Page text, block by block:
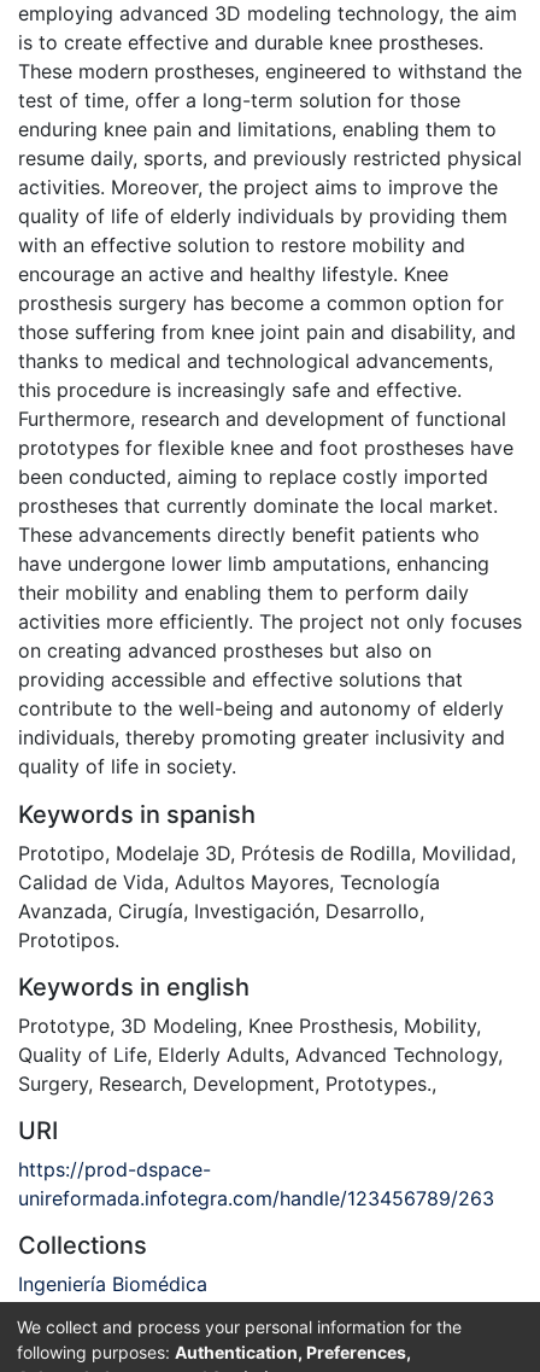
employing advanced 3D modeling technology, the aim
is to create effective and durable knee prostheses.
These modern prostheses, engineered to withstand the
test of time, offer a long-term solution for those
enduring knee pain and limitations, enabling them to
resume daily, sports, and previously restricted physical
activities. Moreover, the project aims to improve the
quality of life of elderly individuals by providing them
with an effective solution to restore mobility and
encourage an active and healthy lifestyle. Knee
prosthesis surgery has become a common option for
those suffering from knee joint pain and disability, and
thanks to medical and technological advancements,
this procedure is increasingly safe and effective.
Furthermore, research and development of functional
prototypes for flexible knee and foot prostheses have
been conducted, aiming to replace costly imported
prostheses that currently dominate the local market.
These advancements directly benefit patients who
have undergone lower limb amputations, enhancing
their mobility and enabling them to perform daily
activities more efficiently. The project not only focuses
on creating advanced prostheses but also on
providing accessible and effective solutions that
contribute to the well-being and autonomy of elderly
individuals, thereby promoting greater inclusivity and
quality of life in society.
Keywords in spanish
Prototipo, Modelaje 3D, Prótesis de Rodilla, Movilidad,
Calidad de Vida, Adultos Mayores, Tecnología
Avanzada, Cirugía, Investigación, Desarrollo,
Prototipos.
Keywords in english
Prototype, 3D Modeling, Knee Prosthesis, Mobility,
Quality of Life, Elderly Adults, Advanced Technology,
Surgery, Research, Development, Prototypes.,
URI
https://prod-dspace-
unireformada.infotegra.com/handle/123456789/263
Collections
Ingeniería Biomédica
Full item page
We collect and process your personal information for the
following purposes: Authentication, Preferences,